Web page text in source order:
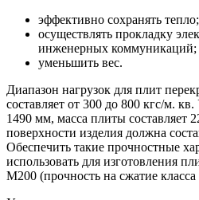
эффективно сохранять тепло;
осуществлять прокладку
инженерных коммуникаций;
уменьшить вес.
Диапазон нагрузок для плит
составляет от 300 до 800 кгс/м.
1490 мм, масса плиты составляет
поверхности изделия должна
Обеспечить такие прочностные
использовать для изготовления
М200 (прочность на сжатие